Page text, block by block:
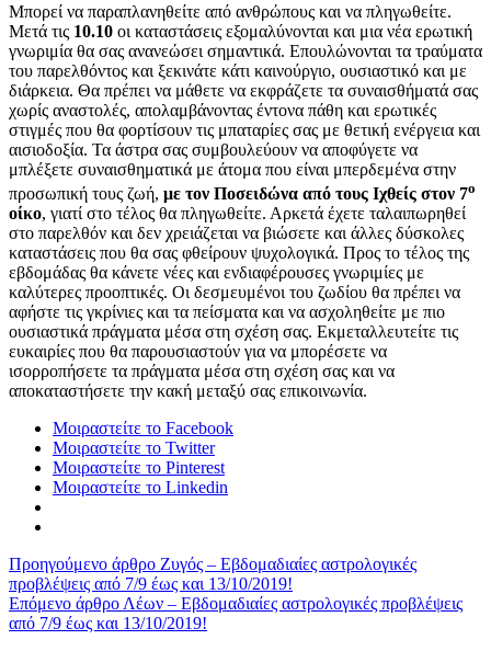
Μπορεί να παραπλανηθείτε από ανθρώπους και να πληγωθείτε.
Μετά τις 10.10 οι καταστάσεις εξομαλύνονται και μια νέα ερωτική
γνωριμία θα σας ανανεώσει σημαντικά. Επουλώνονται τα τραύματα
του παρελθόντος και ξεκινάτε κάτι καινούργιο, ουσιαστικό και με
διάρκεια. Θα πρέπει να μάθετε να εκφράζετε τα συναισθήματά σας
χωρίς αναστολές, απολαμβάνοντας έντονα πάθη και ερωτικές
στιγμές που θα φορτίσουν τις μπαταρίες σας με θετική ενέργεια και
αισιοδοξία. Τα άστρα σας συμβουλεύουν να αποφύγετε να
μπλέξετε συναισθηματικά με άτομα που είναι μπερδεμένα στην
προσωπική τους ζωή, με τον Ποσειδώνα από τους Ιχθείς στον 7ο
οίκο, γιατί στο τέλος θα πληγωθείτε. Αρκετά έχετε ταλαιπωρηθεί
στο παρελθόν και δεν χρειάζεται να βιώσετε και άλλες δύσκολες
καταστάσεις που θα σας φθείρουν ψυχολογικά. Προς το τέλος της
εβδομάδας θα κάνετε νέες και ενδιαφέρουσες γνωριμίες με
καλύτερες προοπτικές. Οι δεσμευμένοι του ζωδίου θα πρέπει να
αφήστε τις γκρίνιες και τα πείσματα και να ασχοληθείτε με πιο
ουσιαστικά πράγματα μέσα στη σχέση σας. Εκμεταλλευτείτε τις
ευκαιρίες που θα παρουσιαστούν για να μπορέσετε να
ισορροπήσετε τα πράγματα μέσα στη σχέση σας και να
αποκαταστήσετε την κακή μεταξύ σας επικοινωνία.
Μοιραστείτε το Facebook
Μοιραστείτε το Twitter
Μοιραστείτε το Pinterest
Μοιραστείτε το Linkedin
Προηγούμενο άρθρο Ζυγός – Εβδομαδιαίες αστρολογικές
προβλέψεις από 7/9 έως και 13/10/2019!
Επόμενο άρθρο Λέων – Εβδομαδιαίες αστρολογικές προβλέψεις
από 7/9 έως και 13/10/2019!